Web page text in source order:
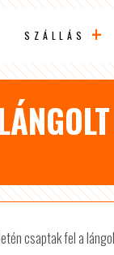
SZÁLLÁS
csaptak fel a